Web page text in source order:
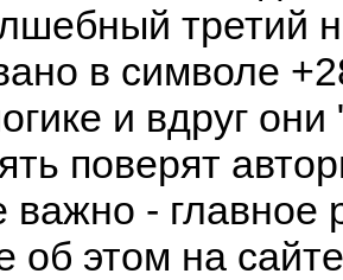
третий
в символе
и вдруг
поверят
важно - главное
об этом на